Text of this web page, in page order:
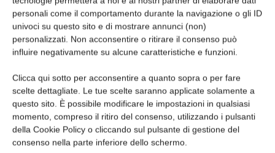
personali come il comportamento durante la navigazione o gli ID
univoci su questo sito e di mostrare annunci (non)
personalizzati. Non acconsentire o ritirare il consenso può
influire negativamente su alcune caratteristiche e funzioni.
Clicca qui sotto per acconsentire a quanto sopra o per fare
scelte dettagliate. Le tue scelte saranno applicate solamente a
questo sito. È possibile modificare le impostazioni in qualsiasi
momento, compreso il ritiro del consenso, utilizzando i pulsanti
della Cookie Policy o cliccando sul pulsante di gestione del
consenso nella parte inferiore dello schermo.
procedere con l’adeguamento volontario, dichiarando, ai fini delle
imposte, redditi maggiori rispetto a quelli determinati con le
scritture contabili, con la finalità di prendere un “bel voto” e quindi,
teoricamente, stare più tranquilli. L’adeguamento poi, esattamente
comportare sanzioni né interessi (e ci mancherebbe!).